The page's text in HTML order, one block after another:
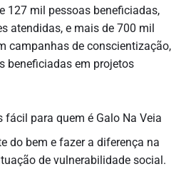
127 mil pessoas beneficiadas,
atendidas, e mais de 700 mil
campanhas de conscientização,
beneficiadas em projetos
para quem é Galo Na Veia
do bem e fazer a diferença na
de vulnerabilidade social.